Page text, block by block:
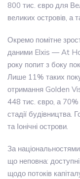
800 тис. євро для
великих островів, а
Окремо помітне
даними Elxis — At
року попит з боку
Лише 11% таких
отримання Golden
448 тис. євро, а
стадії будівництва.
та Іонічні острови.
За
що неповна: доступні
щодо потоків